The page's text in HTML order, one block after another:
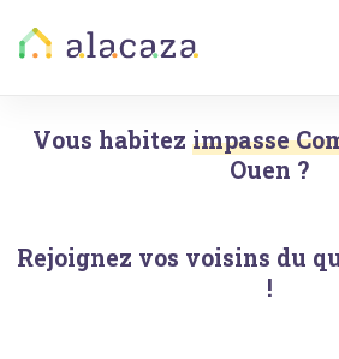
Vous habitez impasse
Ouen ?
Rejoignez vos voisins du
!